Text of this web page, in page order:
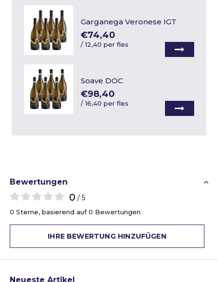
Garganega Veronese IGT
€74,40
/12,40 per fles
Soave DOC
€98,40
/16,40 per fles
Bewertungen
0 / 5
0 Sterne, basierend auf 0 Bewertungen
IHRE BEWERTUNG HINZUFÜGEN
Neueste Artikel